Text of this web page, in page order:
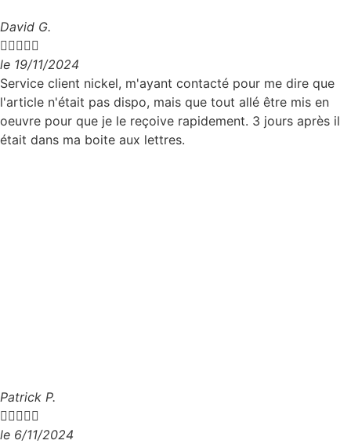
David G.

le 19/11/2024
Service client nickel, m'ayant contacté pour me dire que
l'article n'était pas dispo, mais que tout allé être mis en
oeuvre pour que je le reçoive rapidement. 3 jours après il
était dans ma boite aux lettres.
Patrick P.

le 6/11/2024